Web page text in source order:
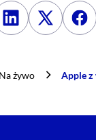
link artykułu
Udostępnij na
Na żywo Apple z